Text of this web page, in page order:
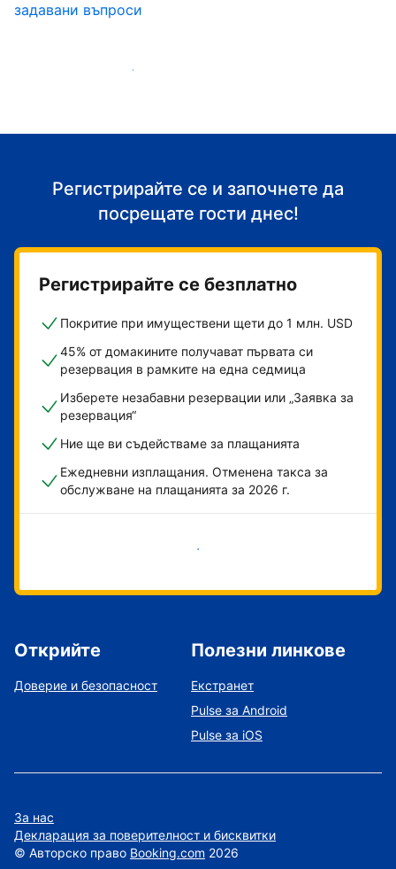
задавани въпроси
Започнете да приемате гости
Регистрирайте се и започнете да
посрещате гости днес!
Регистрирайте се безплатно
Покритие при имуществени щети до 1 млн. USD
45% от домакините получават първата си
резервация в рамките на една седмица
Изберете незабавни резервации или „Заявка за
резервация“
Ние ще ви съдействаме за плащанията
Ежедневни изплащания. Отменена такса за
обслужване на плащанията за 2026 г.
Начало
Открийте
Доверие и безопасност
Полезни линкове
Екстранет
Pulse за Android
Pulse за iOS
За нас
Декларация за поверителност и бисквитки
© Авторско право Booking.com 2026